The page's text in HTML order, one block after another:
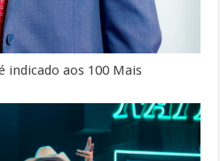
indicado aos 100 Mais